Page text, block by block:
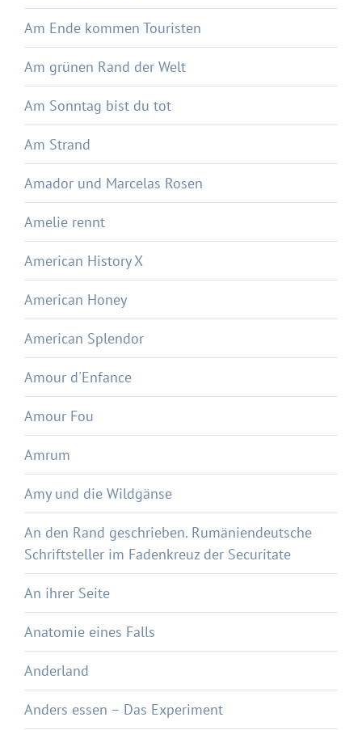
Am Ende kommen Touristen
Am grünen Rand der Welt
Am Sonntag bist du tot
Am Strand
Amador und Marcelas Rosen
Amelie rennt
American History X
American Honey
American Splendor
Amour d'Enfance
Amour Fou
Amrum
Amy und die Wildgänse
An den Rand geschrieben. Rumäniendeutsche
Schriftsteller im Fadenkreuz der Securitate
An ihrer Seite
Anatomie eines Falls
Anderland
Anders essen – Das Experiment